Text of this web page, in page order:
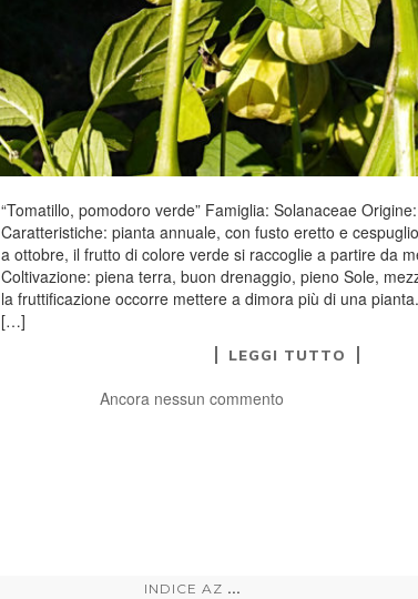
“Tomatillo, pomodoro verde” Famiglia: Solanaceae
Caratteristiche: pianta annuale, con fusto eretto e
a ottobre, il frutto di colore verde si raccoglie a partire da
Coltivazione: piena terra, buon drenaggio, pieno Sole,
la fruttificazione occorre mettere a dimora più di una
[…]
LEGGI TUTTO
Ancora nessun commento
INDICE AZ ...